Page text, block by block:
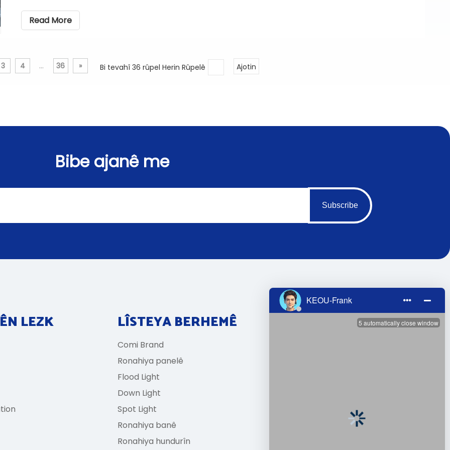
Read More
3 4 ... 36 » Bi tevahî 36 rûpel Herin Rûpelê Ajotin
Bibe ajanê me
Subscribe
LEZK LÎSTEYA BERHEMÊ
Comi Brand
Ronahiya panelê
Flood Light
Down Light
Spot Light
Ronahiya banê
Ronahiya hundurîn
PAQIJ BÛN
Zêde bikin 1 : Qata 6-an, Avahiya D,
Kolana Taohong West jimare 1, Gundê